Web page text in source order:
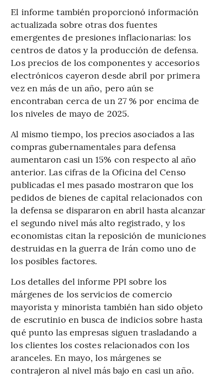
El informe también proporcionó información
actualizada sobre otras dos fuentes
emergentes de presiones inflacionarias: los
centros de datos y la producción de defensa.
Los precios de los componentes y accesorios
electrónicos cayeron desde abril por primera
vez en más de un año, pero aún se
encontraban cerca de un 27 % por encima de
los niveles de mayo de 2025.
Al mismo tiempo, los precios asociados a las
compras gubernamentales para defensa
aumentaron casi un 15% con respecto al año
anterior. Las cifras de la Oficina del Censo
publicadas el mes pasado mostraron que los
pedidos de bienes de capital relacionados con
la defensa se dispararon en abril hasta alcanzar
el segundo nivel más alto registrado, y los
economistas citan la reposición de municiones
destruidas en la guerra de Irán como uno de
los posibles factores.
Los detalles del informe PPI sobre los
márgenes de los servicios de comercio
mayorista y minorista también han sido objeto
de escrutinio en busca de indicios sobre hasta
qué punto las empresas siguen trasladando a
los clientes los costes relacionados con los
aranceles. En mayo, los márgenes se
contrajeron al nivel más bajo en casi un año.